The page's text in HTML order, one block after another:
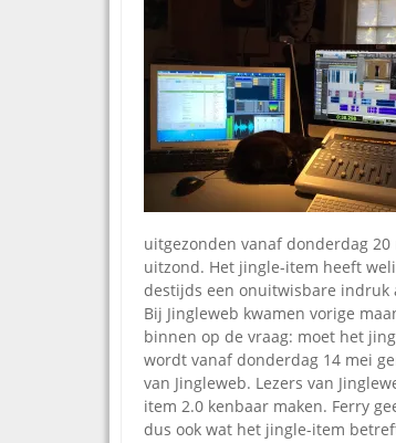
uitgezonden vanaf donderdag 20
uitzond. Het jingle-item heeft
destijds een onuitwisbare indruk
Bij Jingleweb kwamen vorige
binnen op de vraag: moet het
wordt vanaf donderdag 14 mei
van Jingleweb. Lezers van
item 2.0 kenbaar maken. Ferry
dus ook wat het jingle-item